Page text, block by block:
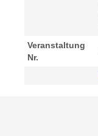
Veranstaltung
Nr.